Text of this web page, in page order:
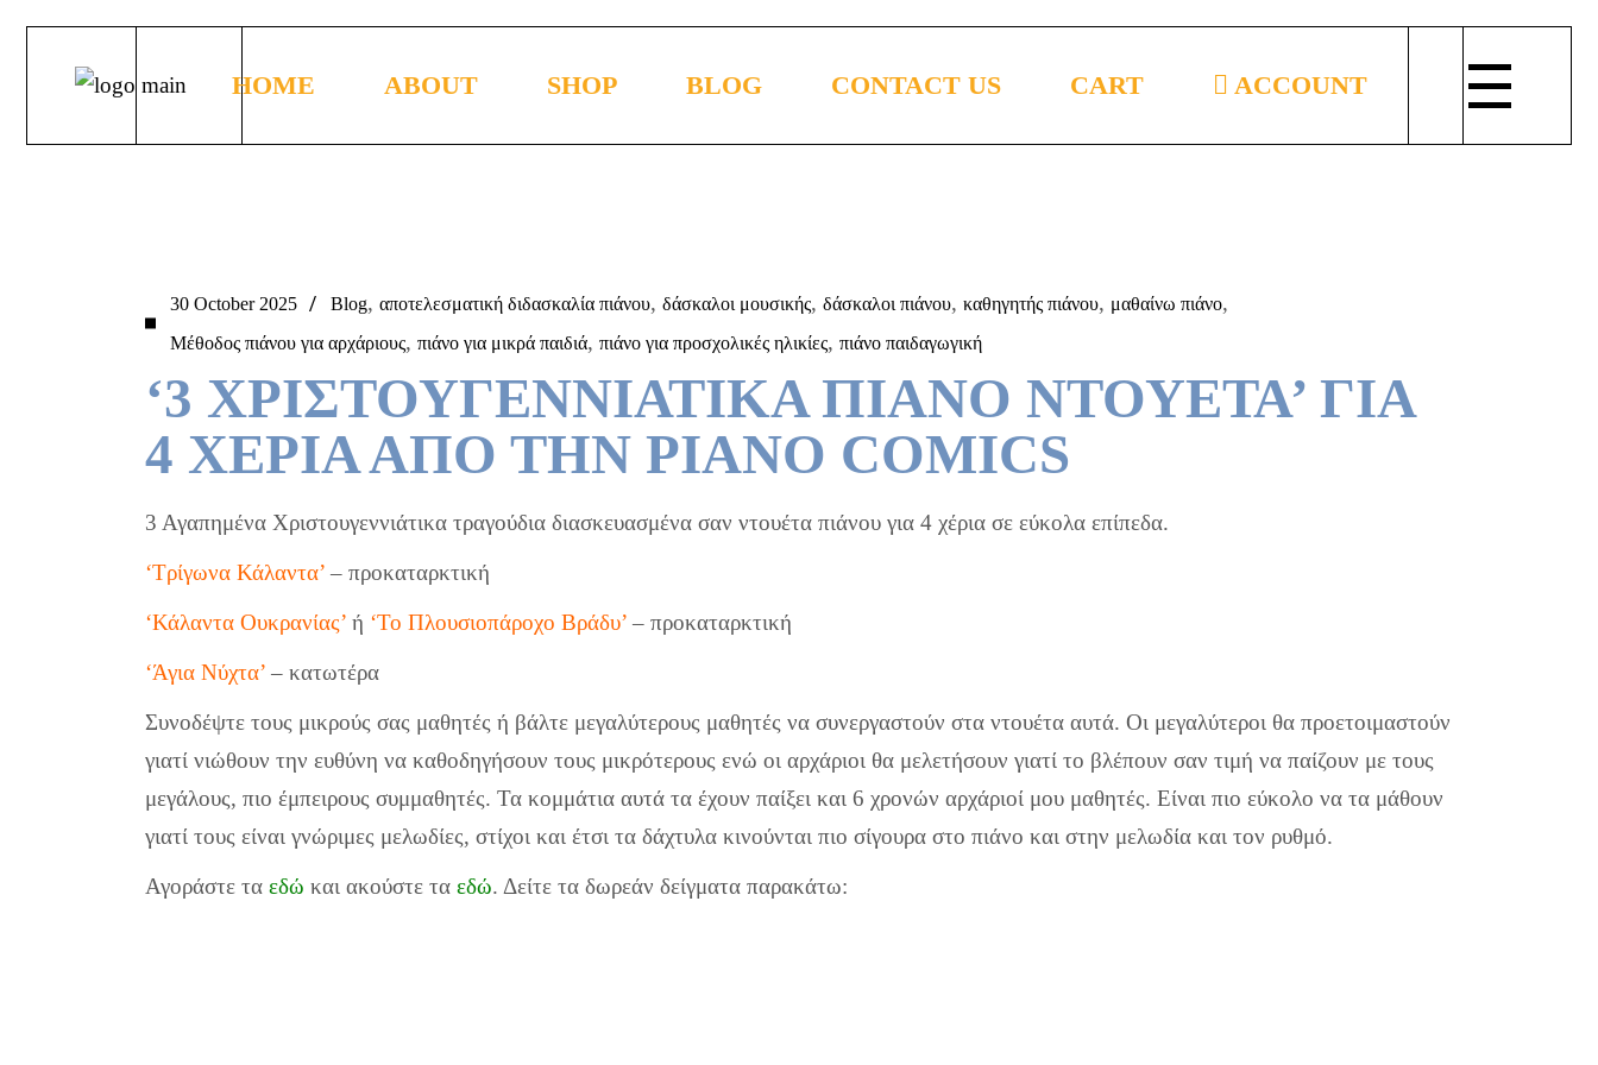
HOME ABOUT
Videos of Piano Comics
How to use Piano Comics
Meet Our Heroes
FAQ
About me
SHOP BLOG CONTACT US CART ACCOUNT
30 October 2025 Blog, αποτελεσματική διδασκαλία πιάνου, δάσκαλοι μουσικής, δάσκαλοι πιάνου, καθηγητής πιάνου, μαθαίνω πιάνο,
Μέθοδος πιάνου για αρχάριους, πιάνο για μικρά παιδιά, πιάνο για προσχολικές ηλικίες, πιάνο παιδαγωγική
‘3 ΧΡΙΣΤΟΥΓΕΝΝΙΑΤΙΚΑ ΠΙΑΝΟ ΝΤΟΥΕΤΑ’ ΓΙΑ
4 ΧΕΡΙΑ ΑΠΟ ΤΗΝ PIANO COMICS
3 Αγαπημένα Χριστουγεννιάτικα τραγούδια διασκευασμένα σαν ντουέτα πιάνου για 4 χέρια σε εύκολα επίπεδα.
‘Τρίγωνα Κάλαντα’ – προκαταρκτική
‘Κάλαντα Ουκρανίας’ ή ‘Το Πλουσιοπάροχο Βράδυ’ – προκαταρκτική
‘Άγια Νύχτα’ – κατωτέρα
Συνοδέψτε τους μικρούς σας μαθητές ή βάλτε μεγαλύτερους μαθητές να συνεργαστούν στα ντουέτα αυτά. Οι μεγαλύτεροι θα προετοιμαστούν
γιατί νιώθουν την ευθύνη να καθοδηγήσουν τους μικρότερους ενώ οι αρχάριοι θα μελετήσουν γιατί το βλέπουν σαν τιμή να παίζουν με τους
μεγάλους, πιο έμπειρους συμμαθητές. Τα κομμάτια αυτά τα έχουν παίξει και 6 χρονών αρχάριοί μου μαθητές. Είναι πιο εύκολο να τα μάθουν
γιατί τους είναι γνώριμες μελωδίες, στίχοι και έτσι τα δάχτυλα κινούνται πιο σίγουρα στο πιάνο και στην μελωδία και τον ρυθμό.
Αγοράστε τα εδώ και ακούστε τα εδώ. Δείτε τα δωρεάν δείγματα παρακάτω: